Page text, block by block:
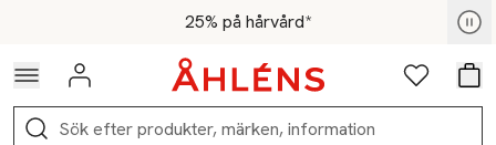
Hoppa till navigationsmenyn25% på hårvård*
För medlemmar - Shoppa nu
Logga in Favoriter
Sök